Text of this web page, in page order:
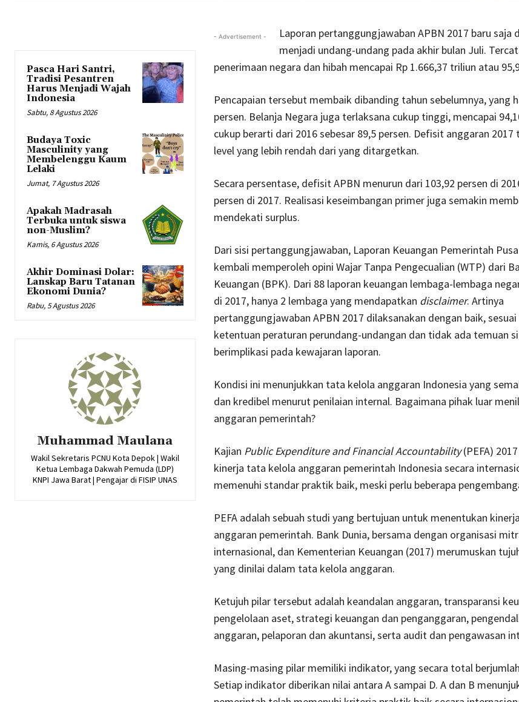
Pasca Hari Santri,
Tradisi Pesantren
Harus Menjadi Wajah
Indonesia
Sabtu, 8 Agustus 2026
Budaya Toxic
Masculinity yang
Membelenggu Kaum
Lelaki
Jumat, 7 Agustus 2026
Apakah Madrasah
Terbuka untuk siswa
non-Muslim?
Kamis, 6 Agustus 2026
Akhir Dominasi Dolar:
Lanskap Baru Tatanan
Ekonomi Dunia?
Rabu, 5 Agustus 2026
Muhammad Maulana
Wakil Sekretaris PCNU Kota Depok | Wakil
Ketua Lembaga Dakwah Pemuda (LDP)
KNPI Jawa Barat | Pengajar di FISIP UNAS
- Advertisement -
Laporan pertanggungjawaban APBN 2017 baru saja
menjadi undang-undang pada akhir bulan Juli.
penerimaan negara dan hibah mencapai Rp 1.666,37 triliun atau
Pencapaian tersebut membaik dibanding tahun sebelumnya, yang
persen. Belanja Negara juga terlaksana cukup tinggi, mencapai
cukup berarti dari 2016 sebesar 89,5 persen. Defisit anggaran 2017
level yang lebih rendah dari yang ditargetkan.
Secara persentase, defisit APBN menurun dari 103,92 persen di
persen di 2017. Realisasi keseimbangan primer juga semakin
mendekati surplus.
Dari sisi pertanggungjawaban, Laporan Keuangan Pemerintah
kembali memperoleh opini Wajar Tanpa Pengecualian (WTP) dari
Keuangan (BPK). Dari 88 laporan keuangan lembaga-lembaga
di 2017, hanya 2 lembaga yang mendapatkan disclaimer. Artinya
pertanggungjawaban APBN 2017 dilaksanakan dengan baik,
ketentuan peraturan perundang-undangan dan tidak ada temuan
berimplikasi pada kewajaran laporan.
Kondisi ini menunjukkan tata kelola anggaran Indonesia yang
dan kredibel menurut penilaian internal. Bagaimana pihak luar
anggaran pemerintah?
Kajian Public Expenditure and Financial Accountability(PEFA)
kinerja tata kelola anggaran pemerintah Indonesia secara
memenuhi standar praktik baik, meski perlu beberapa
PEFA adalah sebuah studi yang bertujuan untuk menentukan
anggaran pemerintah. Bank Dunia, bersama dengan organisasi
internasional, dan Kementerian Keuangan (2017) merumuskan
yang dinilai dalam tata kelola anggaran.
Ketujuh pilar tersebut adalah keandalan anggaran, transparansi
pengelolaan aset, strategi keuangan dan penganggaran,
anggaran, pelaporan dan akuntansi, serta audit dan pengawasan
Masing-masing pilar memiliki indikator, yang secara total
Setiap indikator diberikan nilai antara A sampai D. A dan B